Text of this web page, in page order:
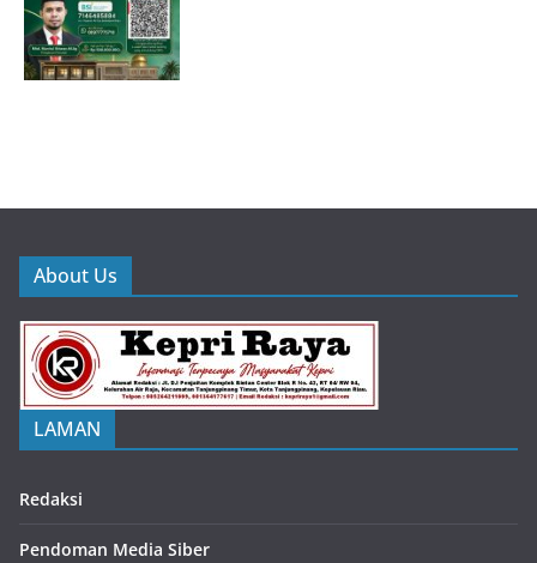
About Us
LAMAN
Redaksi
Pendoman Media Siber